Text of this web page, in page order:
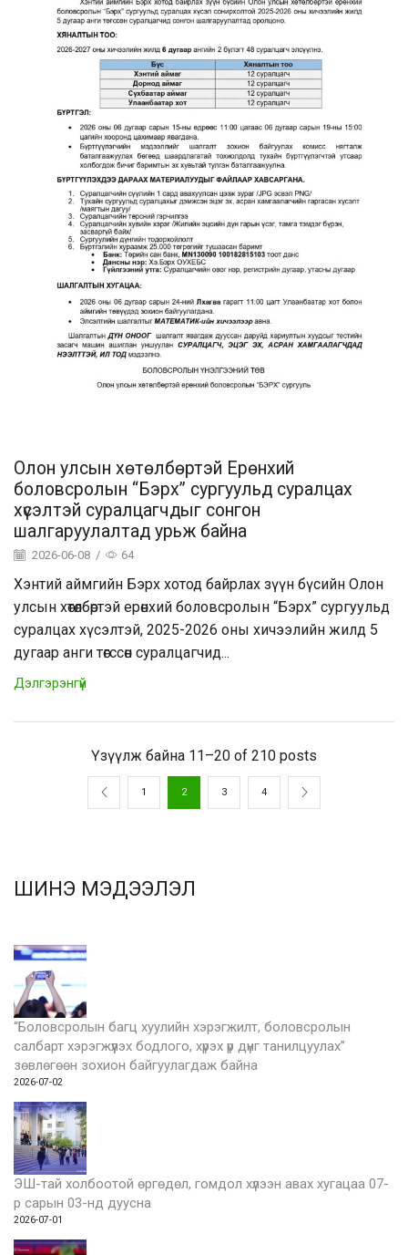
Олон улсын хөтөлбөртэй Ерөнхий
боловсролын “Бэрх” сургуульд суралцах
хүсэлтэй суралцагчдыг сонгон
шалгаруулалтад урьж байна
2026-06-08 / 64
Хэнтий аймгийн Бэрх хотод байрлах зүүн бүсийн Олон
улсын хөтөлбөртэй ерөнхий боловсролын “Бэрх” сургуульд
суралцах хүсэлтэй, 2025-2026 оны хичээлийн жилд 5
дугаар анги төгссөн суралцагчид...
Дэлгэрэнгүй
Үзүүлж байна 11–20 of 210 posts
1 2 3 4
ШИНЭ МЭДЭЭЛЭЛ
“Боловсролын багц хуулийн хэрэгжилт, боловсролын
салбарт хэрэгжүүлэх бодлого, хүрэх үр дүнг танилцуулах”
зөвлөгөөн зохион байгуулагдаж байна
2026-07-02
ЭШ-тай холбоотой өргөдөл, гомдол хүлээн авах хугацаа 07-
р сарын 03-нд дуусна
2026-07-01